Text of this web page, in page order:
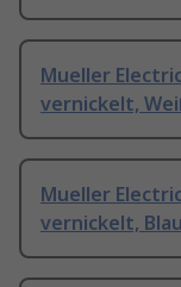
Mueller
vernickelt,
Mueller
vernickelt,